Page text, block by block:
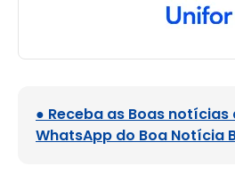
● Receba as Boas notícias
WhatsApp do Boa Notícia